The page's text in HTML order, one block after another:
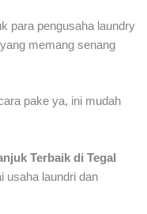
para pengusaha laundry
memang senang
pake ya, ini mudah
Terbaik di Tegal
usaha laundri dan